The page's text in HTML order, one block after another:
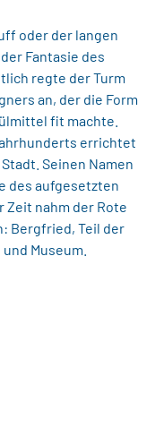
oder der langen
Fantasie des
regte der Turm
an, der die Form
fit machte.
errichtet
Seinen Namen
des aufgesetzten
Zeit nahm der Rote
Bergfried, Teil der
Museum.